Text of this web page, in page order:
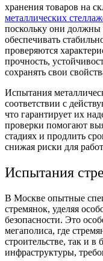
хранения товаров на
металлических
поскольку они должны
обеспечивать
проверяются
прочность,
сохранять свои
Испытания
соответствии с
что гарантирует их
проверки помогают
стадиях и продлить
снижая риски для
Испытания
В Москве опытные
стремянок, уделяя
безопасности. Это
мегаполиса, где
строительстве, так и
инфраструктуры,